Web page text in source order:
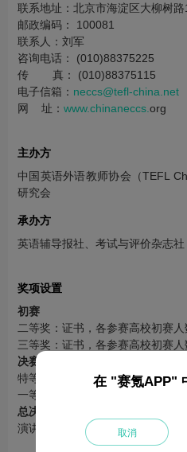
联系地址：北京市海淀区大柳树
邮政编码： 100081
联系人：刘军
咨询电话： (010)88375225
传 真： (010)88375115
电子信箱： neccs@tefl-china.net
网 址： www.chinaneccs. org
主办方
中国英语外语教师协会（TEFL
研究会
承办方
英语辅导报社、考试与评价杂志社
奖项设置
初赛
二等奖：证书，各参赛高校初赛
三等奖：证书，各参赛高校初赛
决赛
特等奖：证书，各省级赛区初赛
一等奖：证书，各省级赛区初赛人
总决赛
演讲赛：一等奖（奖杯、证书）、
三等奖（奖牌、证书）、优
在 "赛氪APP"
取消